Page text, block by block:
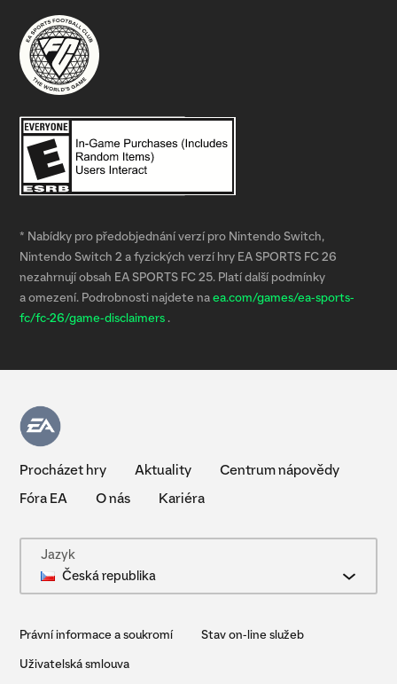
* Nabídky pro předobjednání verzí pro Nintendo Switch,
Nintendo Switch 2 a fyzických verzí hry EA SPORTS FC 26
nezahrnují obsah EA SPORTS FC 25. Platí další podmínky
a omezení. Podrobnosti najdete na ea.com/games/ea-sports-
fc/fc-26/game-disclaimers .